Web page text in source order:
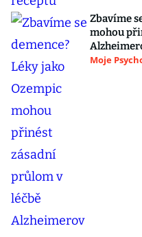
Zbavíme
mohou
Moje